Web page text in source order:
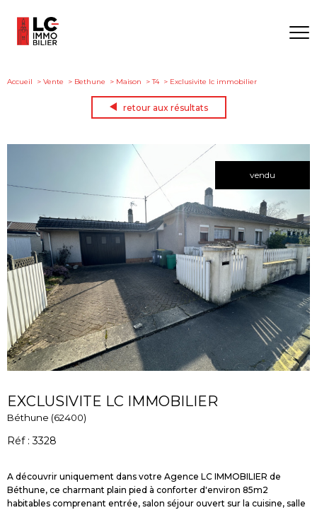
Accueil Vente Bethune Maison T4 Exclusivite lc immobilier
retour aux résultats
vendu
EXCLUSIVITE LC IMMOBILIER
Béthune (62400)
Réf : 3328
A découvrir uniquement dans votre Agence LC IMMOBILIER de
Béthune, ce charmant plain pied à conforter d'environ 85m2
habitables comprenant entrée, salon séjour ouvert sur la cuisine, salle